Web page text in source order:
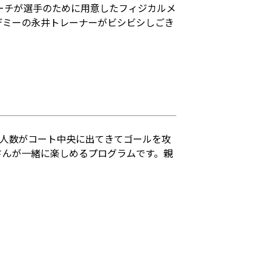
が選手のために用意したフィジカルメ
ーの永井トレーナーがビシビシしごき
数がコート中央に出てきてゴールを攻
が一緒に楽しめるプログラムです。親